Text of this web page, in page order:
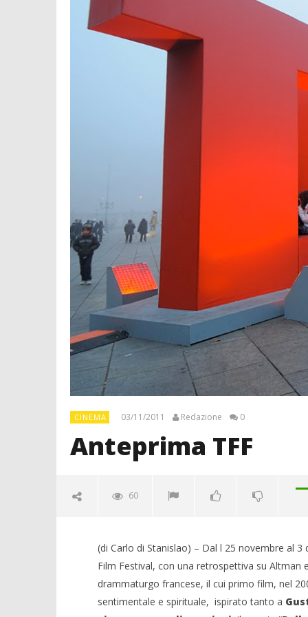
CINEMA 03/11/2011 Redazione 0
Anteprima TFF
60
(di Carlo di Stanislao) – Dal l 25 novembre al
Film Festival, con una retrospettiva su
drammaturgo francese, il cui primo film, nel
sentimentale e spirituale, ispirato tanto a